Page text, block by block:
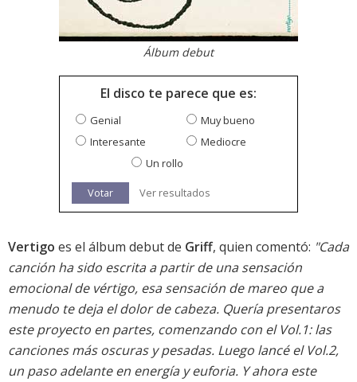
Álbum debut
El disco te parece que es:
Genial
Muy bueno
Interesante
Mediocre
Un rollo
Votar Ver resultados
Vertigo es el álbum debut de Griff, quien comentó: "Cada
canción ha sido escrita a partir de una sensación
emocional de vértigo, esa sensación de mareo que a
menudo te deja el dolor de cabeza. Quería presentaros
este proyecto en partes, comenzando con el Vol.1: las
canciones más oscuras y pesadas. Luego lancé el Vol.2,
un paso adelante en energía y euforia. Y ahora este